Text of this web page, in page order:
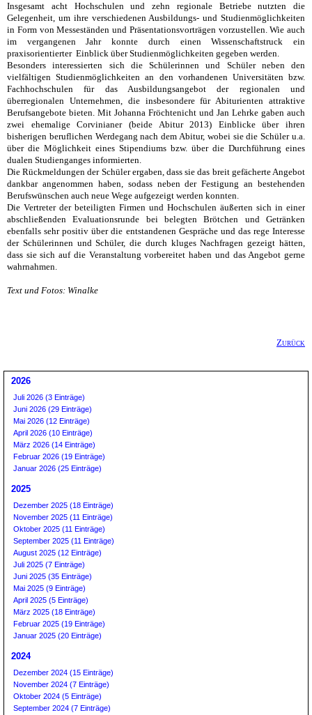
Insgesamt acht Hochschulen und zehn regionale Betriebe nutzten die
Gelegenheit, um ihre verschiedenen Ausbildungs- und Studienmöglichkeiten
in Form von Messeständen und Präsentationsvorträgen vorzustellen. Wie auch
im vergangenen Jahr konnte durch einen Wissenschaftstruck ein
praxisorientierter Einblick über Studienmöglichkeiten gegeben werden.
Besonders interessierten sich die Schülerinnen und Schüler neben den
vielfältigen Studienmöglichkeiten an den vorhandenen Universitäten bzw.
Fachhochschulen für das Ausbildungsangebot der regionalen und
überregionalen Unternehmen, die insbesondere für Abiturienten attraktive
Berufsangebote bieten. Mit Johanna Fröchtenicht und Jan Lehrke gaben auch
zwei ehemalige Corvinianer (beide Abitur 2013) Einblicke über ihren
bisherigen beruflichen Werdegang nach dem Abitur, wobei sie die Schüler u.a.
über die Möglichkeit eines Stipendiums bzw. über die Durchführung eines
dualen Studienganges informierten.
Die Rückmeldungen der Schüler ergaben, dass sie das breit gefächerte Angebot
dankbar angenommen haben, sodass neben der Festigung an bestehenden
Berufswünschen auch neue Wege aufgezeigt werden konnten.
Die Vertreter der beteiligten Firmen und Hochschulen äußerten sich in einer
abschließenden Evaluationsrunde bei belegten Brötchen und Getränken
ebenfalls sehr positiv über die entstandenen Gespräche und das rege Interesse
der Schülerinnen und Schüler, die durch kluges Nachfragen gezeigt hätten,
dass sie sich auf die Veranstaltung vorbereitet haben und das Angebot gerne
wahrnahmen.
Text und Fotos: Winalke
Zurück
2026
Juli 2026 (3 Einträge)
Juni 2026 (29 Einträge)
Mai 2026 (12 Einträge)
April 2026 (10 Einträge)
März 2026 (14 Einträge)
Februar 2026 (19 Einträge)
Januar 2026 (25 Einträge)
2025
Dezember 2025 (18 Einträge)
November 2025 (11 Einträge)
Oktober 2025 (11 Einträge)
September 2025 (11 Einträge)
August 2025 (12 Einträge)
Juli 2025 (7 Einträge)
Juni 2025 (35 Einträge)
Mai 2025 (9 Einträge)
April 2025 (5 Einträge)
März 2025 (18 Einträge)
Februar 2025 (19 Einträge)
Januar 2025 (20 Einträge)
2024
Dezember 2024 (15 Einträge)
November 2024 (7 Einträge)
Oktober 2024 (5 Einträge)
September 2024 (7 Einträge)